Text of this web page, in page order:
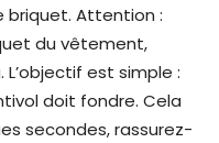
briquet. Attention :
du vêtement,
est simple :
doit fondre. Cela
secondes, rassurez-